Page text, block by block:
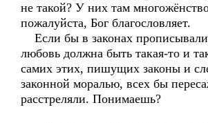
не такой? У них там
пожалуйста, Бог благословляет.
Если бы в законах
любовь должна быть такая-то и
самих этих, пишущих законы и
законной моралью, всех бы
расстреляли. Понимаешь?